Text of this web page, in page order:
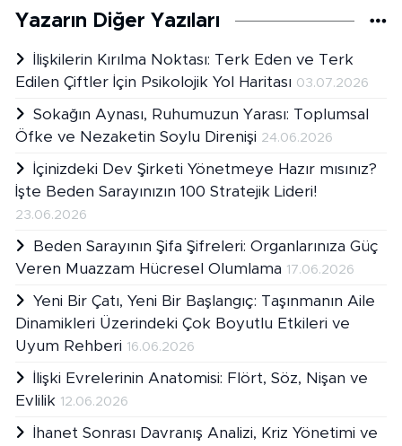
Yazarın Diğer Yazıları
İlişkilerin Kırılma Noktası: Terk Eden ve Terk
Edilen Çiftler İçin Psikolojik Yol Haritası 03.07.2026
Sokağın Aynası, Ruhumuzun Yarası: Toplumsal
Öfke ve Nezaketin Soylu Direnişi 24.06.2026
İçinizdeki Dev Şirketi Yönetmeye Hazır mısınız?
İşte Beden Sarayınızın 100 Stratejik Lideri!
23.06.2026
Beden Sarayının Şifa Şifreleri: Organlarınıza Güç
Veren Muazzam Hücresel Olumlama 17.06.2026
Yeni Bir Çatı, Yeni Bir Başlangıç: Taşınmanın Aile
Dinamikleri Üzerindeki Çok Boyutlu Etkileri ve
Uyum Rehberi 16.06.2026
İlişki Evrelerinin Anatomisi: Flört, Söz, Nişan ve
Evlilik 12.06.2026
İhanet Sonrası Davranış Analizi, Kriz Yönetimi ve